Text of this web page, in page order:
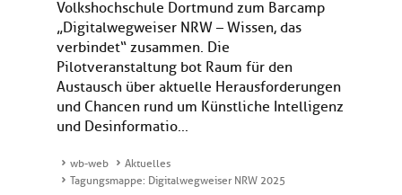
Volkshochschule Dortmund zum Barcamp
„Digitalwegweiser NRW – Wissen, das
verbindet“ zusammen. Die
Pilotveranstaltung bot Raum für den
Austausch über aktuelle Herausforderungen
und Chancen rund um Künstliche Intelligenz
und Desinformatio...
wb-web
Aktuelles
Tagungsmappe: Digitalwegweiser NRW 2025